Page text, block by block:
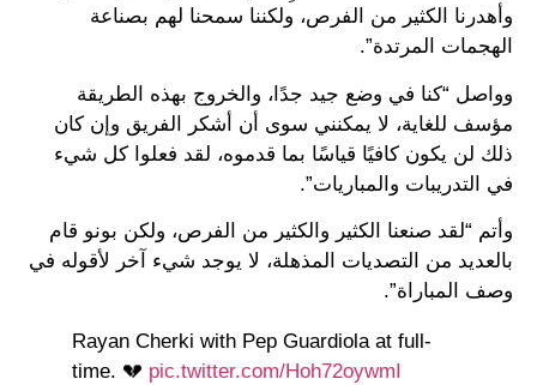
وأهدرنا الكثير من الفرص، ولكننا سمحنا لهم بصناعة
الهجمات المرتدة”.
وواصل “كنا في وضع جيد جدًا، والخروج بهذه الطريقة
مؤسف للغاية، لا يمكنني سوى أن أشكر الفريق وإن كان
ذلك لن يكون كافيًا قياسًا بما قدموه، لقد فعلوا كل شيء
في التدريبات والمباريات”.
وأتم “لقد صنعنا الكثير والكثير من الفرص، ولكن بونو قام
بالعديد من التصديات المذهلة، لا يوجد شيء آخر لأقوله في
وصف المباراة”.
Rayan Cherki with Pep Guardiola at full-
time. 💔 pic.twitter.com/Hoh72oywmI